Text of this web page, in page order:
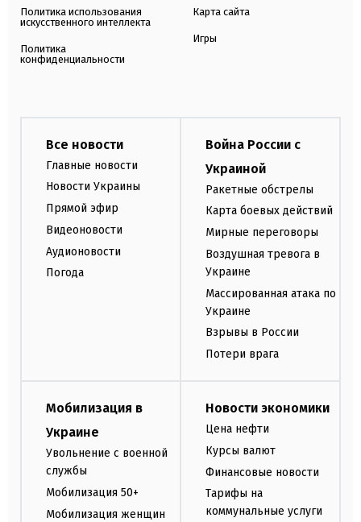
Политика использования
искусственного интеллекта
Политика
конфиденциальности
Карта сайта
Игры
Все новости
Главные новости
Новости Украины
Прямой эфир
Видеоновости
Аудионовости
Погода
Война России с
Украиной
Ракетные обстрелы
Карта боевых действий
Мирные переговоры
Воздушная тревога в
Украине
Массированная атака по
Украине
Взрывы в России
Потери врага
Мобилизация в
Украине
Увольнение с военной
службы
Мобилизация 50+
Мобилизация женщин
Новости экономики
Цена нефти
Курсы валют
Финансовые новости
Тарифы на
коммунальные услуги